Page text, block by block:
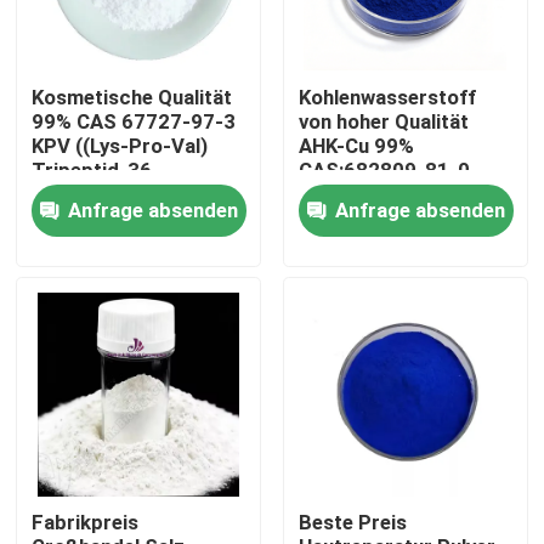
Produkte
Videos
Kosmetische Qualität
99% CAS 67727-97-3
KPV ((Lys-Pro-Val)
Tripeptid-36
Anfrage absenden
Kohlenwasserstoff
von hoher Qualität
AHK-Cu 99%
CAS:682809-81-0
Kupfertripeptid-3
Haarwachstumspeptid
Anfrage absenden
Fabrikpreis
Beste Preis